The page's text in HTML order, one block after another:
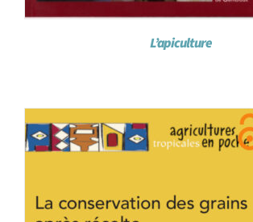
L’apiculture